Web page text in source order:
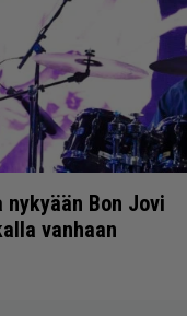
Bon Jovi
vanhaan